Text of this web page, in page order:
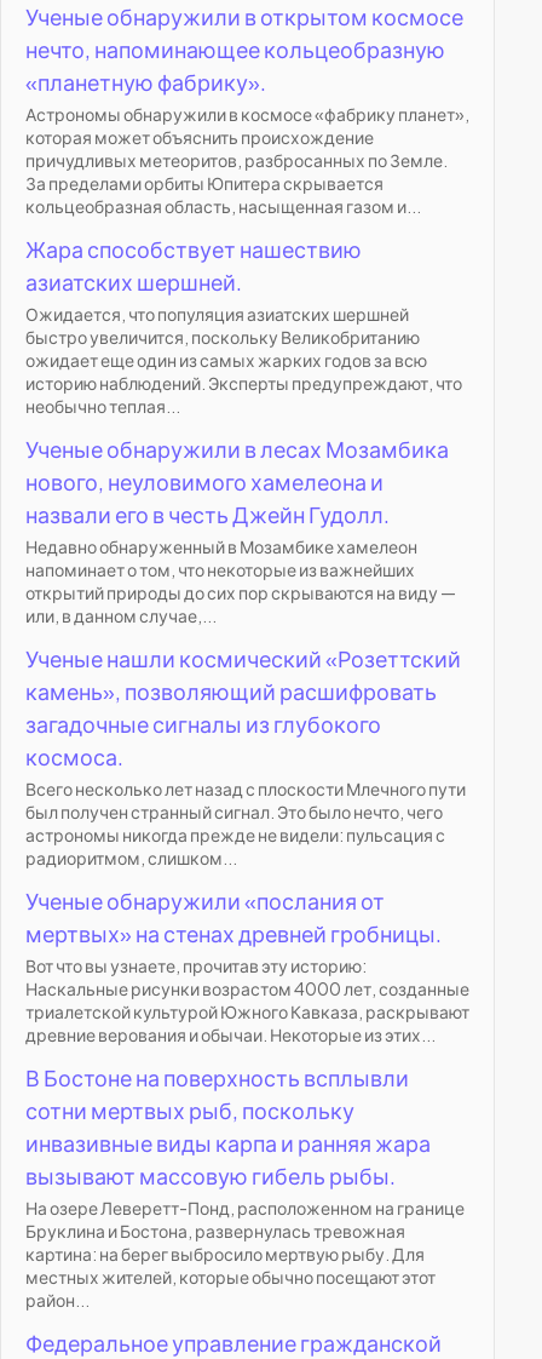
Ученые обнаружили в открытом космосе
нечто, напоминающее кольцеобразную
«планетную фабрику».
Астрономы обнаружили в космосе «фабрику планет»,
которая может объяснить происхождение
причудливых метеоритов, разбросанных по Земле.
За пределами орбиты Юпитера скрывается
кольцеобразная область, насыщенная газом и...
Жара способствует нашествию
азиатских шершней.
Ожидается, что популяция азиатских шершней
быстро увеличится, поскольку Великобританию
ожидает еще один из самых жарких годов за всю
историю наблюдений. Эксперты предупреждают, что
необычно теплая...
Ученые обнаружили в лесах Мозамбика
нового, неуловимого хамелеона и
назвали его в честь Джейн Гудолл.
Недавно обнаруженный в Мозамбике хамелеон
напоминает о том, что некоторые из важнейших
открытий природы до сих пор скрываются на виду —
или, в данном случае,...
Ученые нашли космический «Розеттский
камень», позволяющий расшифровать
загадочные сигналы из глубокого
космоса.
Всего несколько лет назад с плоскости Млечного пути
был получен странный сигнал. Это было нечто, чего
астрономы никогда прежде не видели: пульсация с
радиоритмом, слишком...
Ученые обнаружили «послания от
мертвых» на стенах древней гробницы.
Вот что вы узнаете, прочитав эту историю:
Наскальные рисунки возрастом 4000 лет, созданные
триалетской культурой Южного Кавказа, раскрывают
древние верования и обычаи. Некоторые из этих...
В Бостоне на поверхность всплывли
сотни мертвых рыб, поскольку
инвазивные виды карпа и ранняя жара
вызывают массовую гибель рыбы.
На озере Леверетт-Понд, расположенном на границе
Бруклина и Бостона, развернулась тревожная
картина: на берег выбросило мертвую рыбу. Для
местных жителей, которые обычно посещают этот
район...
Федеральное управление гражданской